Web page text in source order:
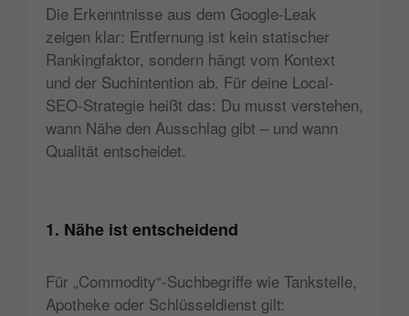
Die Erkenntnisse aus dem Google-Leak
zeigen klar: Entfernung ist kein statischer
Rankingfaktor, sondern hängt vom Kontext
und der Suchintention ab. Für deine Local-
SEO-Strategie heißt das: Du musst verstehen,
wann Nähe den Ausschlag gibt – und wann
Qualität entscheidet.
1. Nähe ist entscheidend
Für „Commodity“-Suchbegriffe wie Tankstelle,
Apotheke oder Schlüsseldienst gilt: